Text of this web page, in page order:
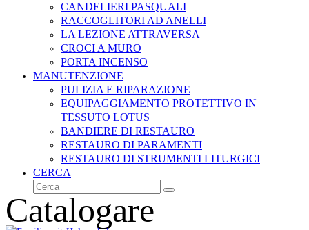
CANDELIERI PASQUALI
RACCOGLITORI AD ANELLI
LA LEZIONE ATTRAVERSA
CROCI A MURO
PORTA INCENSO
MANUTENZIONE
PULIZIA E RIPARAZIONE
EQUIPAGGIAMENTO PROTETTIVO IN
TESSUTO LOTUS
BANDIERE DI RESTAURO
RESTAURO DI PARAMENTI
RESTAURO DI STRUMENTI LITURGICI
CERCA
Cerca
Invia
Catalogare